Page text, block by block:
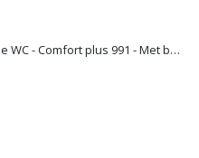
Homecare Douche WC - Comfort plus 991 - Met brilverwarming